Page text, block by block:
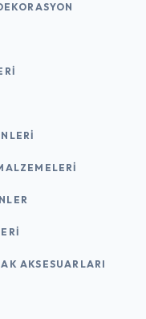
AKSESUARLARI